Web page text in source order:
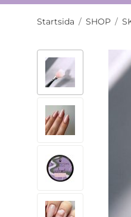
Startsida / SHOP /